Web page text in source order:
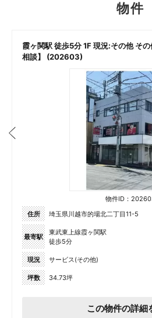
物件
霞ヶ関駅 徒歩5分 1F 現況:その他 そ
相談】 (202603)
物件ID：
住所
埼玉県川越市的場北二丁目11-5
最寄駅
東武東上線霞ヶ関駅
徒歩5分
現況 サービス(その他)
坪数 34.73坪
この物件の詳細